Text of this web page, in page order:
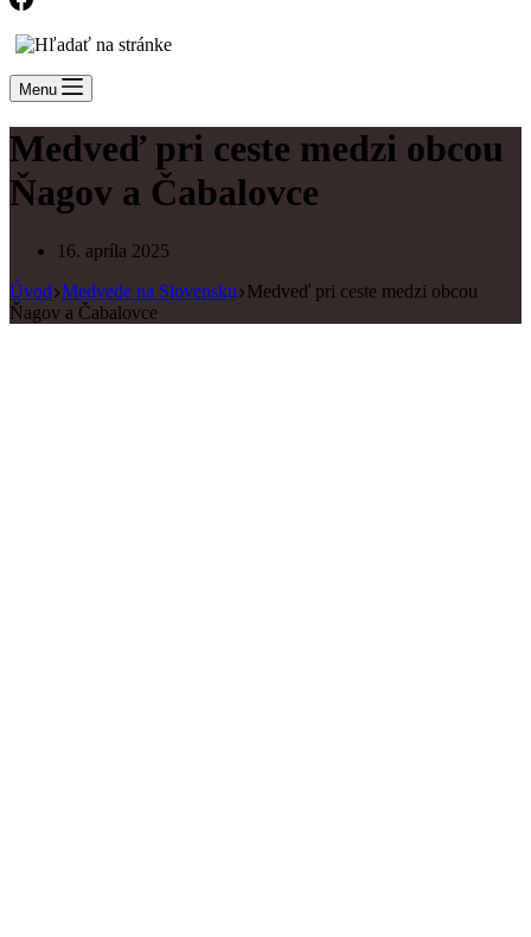
Menu
Medveď pri ceste medzi obcou
Ňagov a Čabalovce
16. apríla 2025
Úvod Medvede na Slovensku Medveď pri ceste medzi obcou
Ňagov a Čabalovce